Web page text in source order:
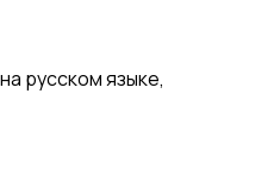
русском языке,